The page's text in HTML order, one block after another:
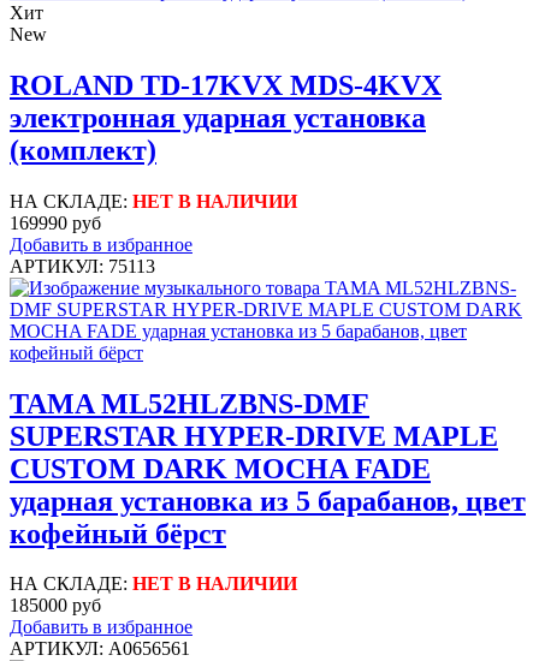
Хит
New
ROLAND TD-17KVX MDS-4KVX
электронная ударная установка
(комплект)
НА СКЛАДЕ: НЕТ В НАЛИЧИИ
169990 руб
Добавить в избранное
АРТИКУЛ: 75113
TAMA ML52HLZBNS-DMF
SUPERSTAR HYPER-DRIVE MAPLE
CUSTOM DARK MOCHA FADE
ударная установка из 5 барабанов, цвет
кофейный бёрст
НА СКЛАДЕ: НЕТ В НАЛИЧИИ
185000 руб
Добавить в избранное
АРТИКУЛ: A0656561